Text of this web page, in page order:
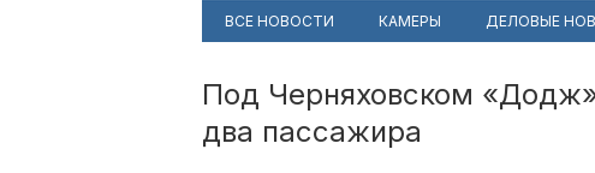
ВСЕ НОВОСТИ КАМЕРЫ ДЕЛОВЫЕ
Под Черняховском
два пассажира